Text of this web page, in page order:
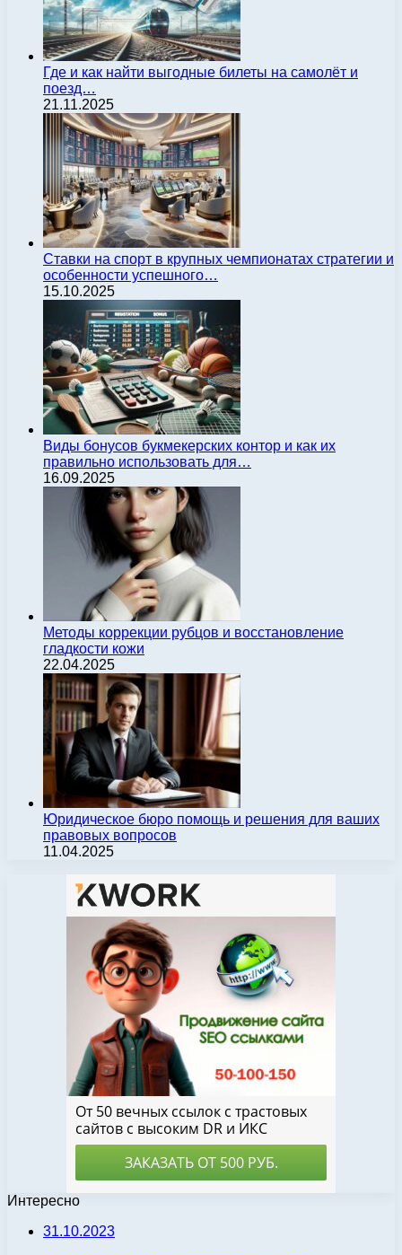
Где и как найти выгодные билеты на самолёт и
поезд…
21.11.2025
Ставки на спорт в крупных чемпионатах стратегии и
особенности успешного…
15.10.2025
Виды бонусов букмекерских контор и как их
правильно использовать для…
16.09.2025
Методы коррекции рубцов и восстановление
гладкости кожи
22.04.2025
Юридическое бюро помощь и решения для ваших
правовых вопросов
11.04.2025
Интересно
31.10.2023